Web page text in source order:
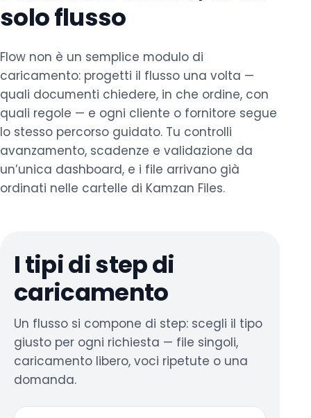
solo flusso
Flow non è un semplice modulo di
caricamento: progetti il flusso una volta —
quali documenti chiedere, in che ordine, con
quali regole — e ogni cliente o fornitore segue
lo stesso percorso guidato. Tu controlli
avanzamento, scadenze e validazione da
un’unica dashboard, e i file arrivano già
ordinati nelle cartelle di Kamzan Files.
I tipi di step di
caricamento
Un flusso si compone di step: scegli il tipo
giusto per ogni richiesta — file singoli,
caricamento libero, voci ripetute o una
domanda.